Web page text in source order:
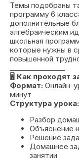
Темы подобраны
программу 6
дополнительные
алгебраическим
школьная
которые нужны в
повышенной
🖥 Как проходят
Формат: Онлайн-
минут
Структура урока:
Разбор
Объяснение
Решение
Домашнее
занятии